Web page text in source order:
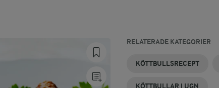
RELATERADE KATEGORIER
KÖTTBULLSRECEPT
KÖTTBULLAR I UGN
STRÖBRÖD
UTAN ÄGG
KÖTTBULLAR
INGEFÄRA